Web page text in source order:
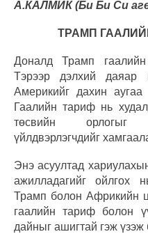
А.КАЛМИК(Би Би Си
ТРАМП
Доналд Трамп гаалийн
Тэрээр дэлхий даяар
Америкийг дахин
Гаалийн тариф нь
төсвийн орлогыг
үйлдвэрлэгчдийг
Энэ асуултад
ажилладагийг ойлгох
Трамп болон Африкийн
гаалийн тариф болон
дайныг ашигтай гэж